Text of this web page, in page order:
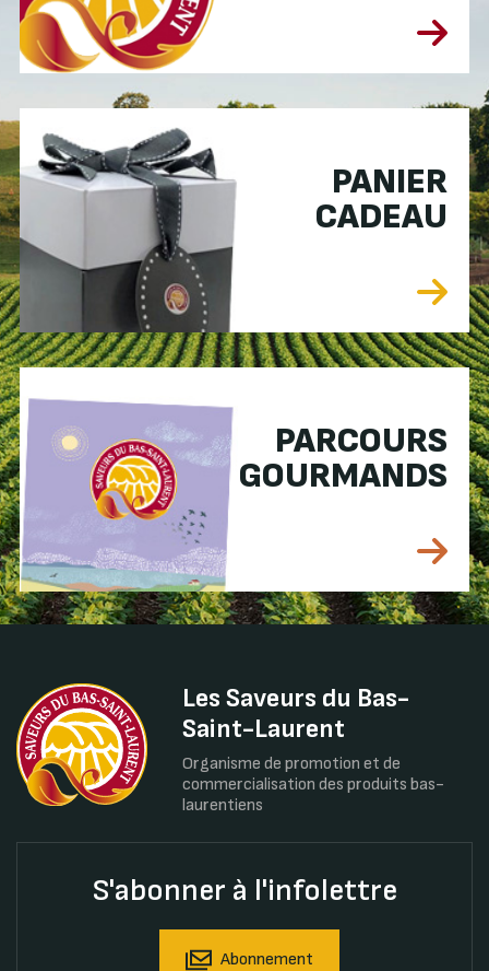
PANIER
CADEAU
PARCOURS
GOURMANDS
Les Saveurs du Bas-
Saint-Laurent
Organisme de promotion et de
commercialisation des produits bas-
laurentiens
S'abonner à l'infolettre
Abonnement